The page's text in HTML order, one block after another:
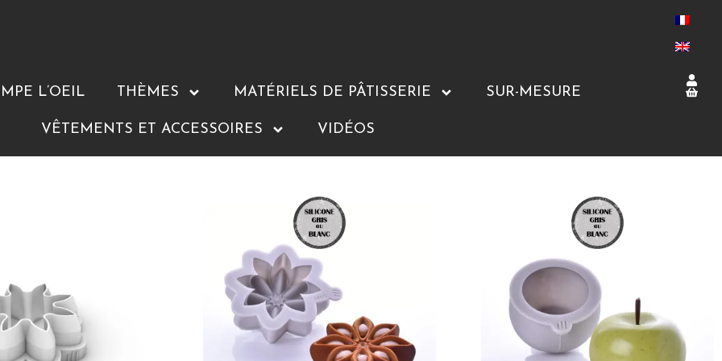
L’OEIL THÈMES MATÉRIELS DE PÂTISSERIE SUR-MESURE
VÊTEMENTS ET ACCESSOIRES VIDÉOS